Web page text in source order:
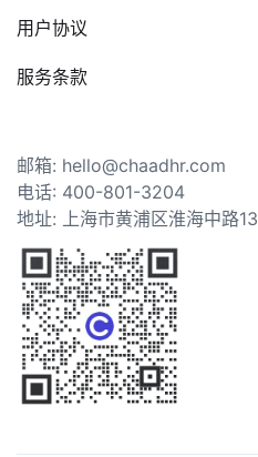
用户协议
服务条款
邮箱: hello@chaadhr.com
电话: 400-801-3204
地址: 上海市黄浦区淮海中路